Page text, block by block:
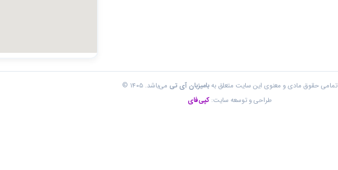
تمامی حقوق مادی و معنوی این سایت متعلق بهبامیزبان آی تی می‌باشد. ۱۴۰۵ ©
طراحی و توسعه سایت:کپی‌فای